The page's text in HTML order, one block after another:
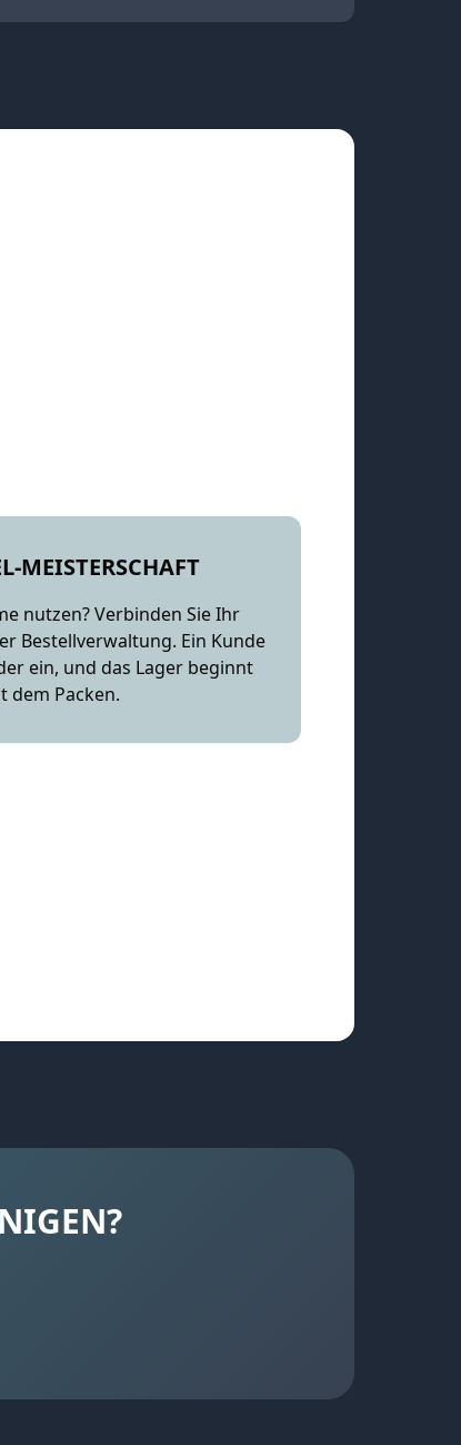
MEISTERSCHAFT
nutzen? Verbinden Sie Ihr
Bestellverwaltung. Ein Kunde
ein, und das Lager beginnt
dem Packen.